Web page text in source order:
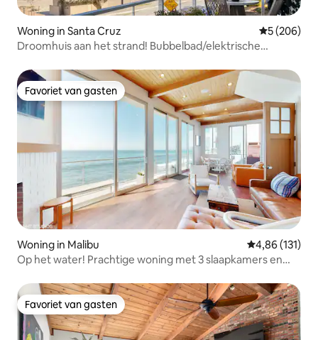
Woning in Santa Cruz
5 (206)
Droomhuis aan het strand! Bubbelbad/elektrische
Favoriet van gasten
Favoriet van gasten
Woning in Malibu Gemiddelde
4,86 (131)
Op het water! Prachtige woning met 3 slaapkamers en
Favoriet van gasten
Favoriet van gasten